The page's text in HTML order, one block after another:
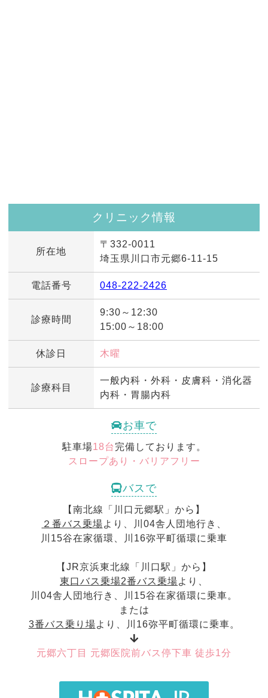
クリニック情報
所在地
〒332-0011
埼玉県川口市元郷6-11-15
電話番号 048-222-2426
診療時間
9:30～12:30
15:00～18:00
休診日 木曜
診療科目
一般内科・外科・皮膚科・消化器
内科・胃腸内科
お車で
駐車場18台 完備しております。
スロープあり・バリアフリー
バスで
【南北線「川口元郷駅」から】
２番バス乗場より、川04舎人団地行き、
川15谷在家循環、川16弥平町循環に乗車
【JR京浜東北線「川口駅」から】
東口バス乗場2番バス乗場より、
川04舎人団地行き、川15谷在家循環に乗車。
または
3番バス乗り場より、川16弥平町循環に乗車。
元郷六丁目 元郷医院前バス停下車 徒歩1分